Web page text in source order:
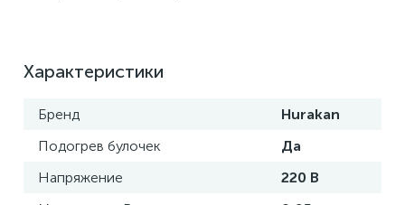
Характеристики
Бренд
Hurakan
Подогрев булочек
Да
Напряжение
220 В